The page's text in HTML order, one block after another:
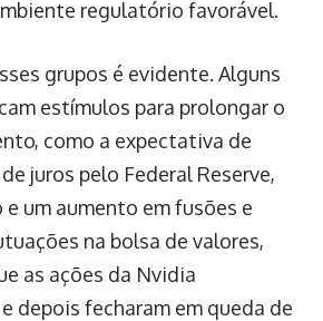
regulatório favorável.
grupos é evidente. Alguns
estímulos para prolongar o
como a expectativa de
juros pelo Federal Reserve,
um aumento em fusões e
na bolsa de valores,
as ações da Nvidia
depois fecharam em queda de